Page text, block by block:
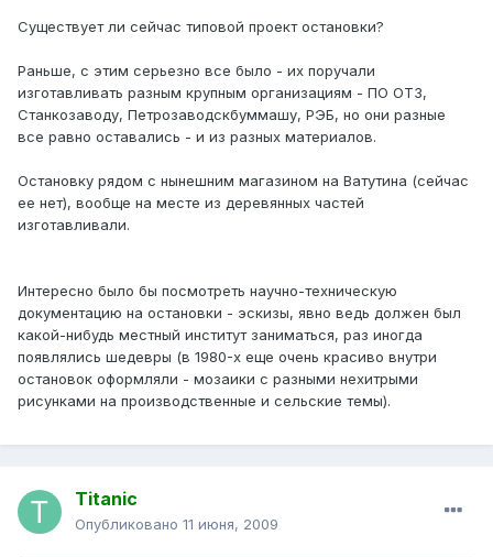
Существует ли сейчас типовой проект остановки?
Раньше, с этим серьезно все было - их поручали
изготавливать разным крупным организациям - ПО ОТЗ,
Станкозаводу, Петрозаводскбуммашу, РЭБ, но они разные
все равно оставались - и из разных материалов.
Остановку рядом с нынешним магазином на Ватутина (сейчас
ее нет), вообще на месте из деревянных частей
изготавливали.
Интересно было бы посмотреть научно-техническую
документацию на остановки - эскизы, явно ведь должен был
какой-нибудь местный институт заниматься, раз иногда
появлялись шедевры (в 1980-х еще очень красиво внутри
остановок оформляли - мозаики с разными нехитрыми
рисунками на производственные и сельские темы).
Titanic
Опубликовано 11 июня, 2009